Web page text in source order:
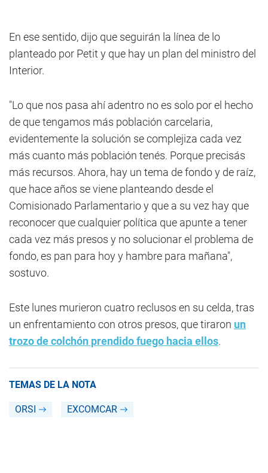
En ese sentido, dijo que seguirán la línea de lo
planteado por Petit y que hay un plan del ministro del
Interior.
"Lo que nos pasa ahí adentro no es solo por el hecho
de que tengamos más población carcelaria,
evidentemente la solución se complejiza cada vez
más cuanto más población tenés. Porque precisás
más recursos. Ahora, hay un tema de fondo y de raíz,
que hace años se viene planteando desde el
Comisionado Parlamentario y que a su vez hay que
reconocer que cualquier política que apunte a tener
cada vez más presos y no solucionar el problema de
fondo, es pan para hoy y hambre para mañana",
sostuvo.
Este lunes murieron cuatro reclusos en su celda, tras
un enfrentamiento con otros presos, que tiraron un
trozo de colchón prendido fuego hacia ellos.
TEMAS DE LA NOTA
ORSI EXCOMCAR